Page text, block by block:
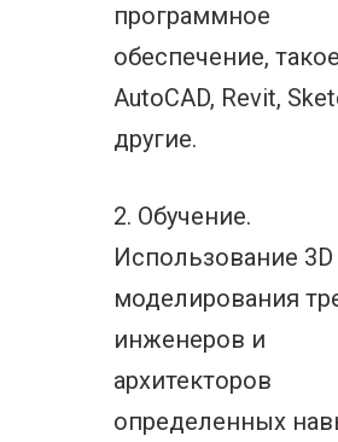
программное
обеспечение,
AutoCAD, Revit,
другие.
2. Обучение.
Использование 3D
моделирования
инженеров и
архитекторов
определенных